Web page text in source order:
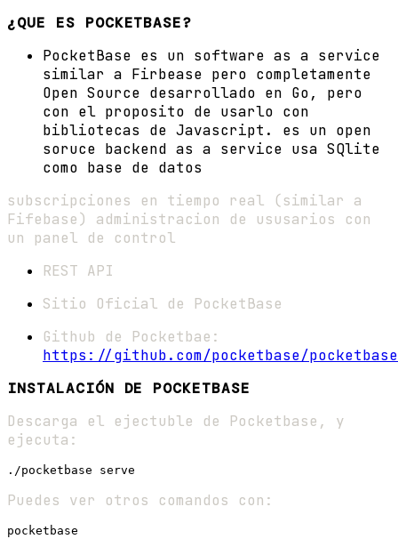
¿QUE ES POCKETBASE?
PocketBase es un software as a service
similar a Firbease pero completamente
Open Source desarrollado en Go, pero
con el proposito de usarlo con
bibliotecas de Javascript. es un open
soruce backend as a service usa SQlite
como base de datos
subscripciones en tiempo real (similar a
Fifebase) administracion de ususarios con
un panel de control
REST API
Sitio Oficial de PocketBase
Github de Pocketbae:
https://github.com/pocketbase/pocketbase
INSTALACIÓN DE POCKETBASE
Descarga el ejectuble de Pocketbase, y
ejecuta:
Puedes ver otros comandos con: